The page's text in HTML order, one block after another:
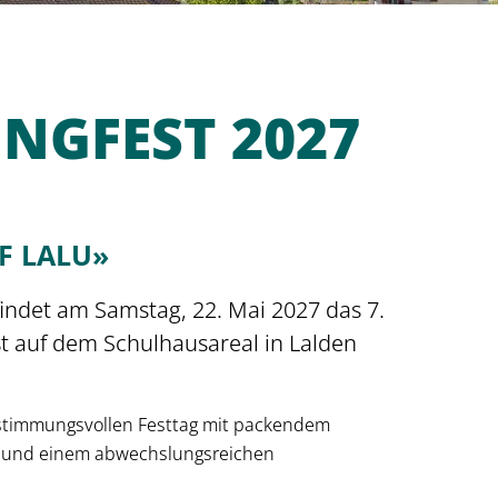
2027
LALU»
am Samstag, 22. Mai 2027 das 7.
auf dem Schulhausareal in Lalden
Festtag mit packendem
einem abwechslungsreichen